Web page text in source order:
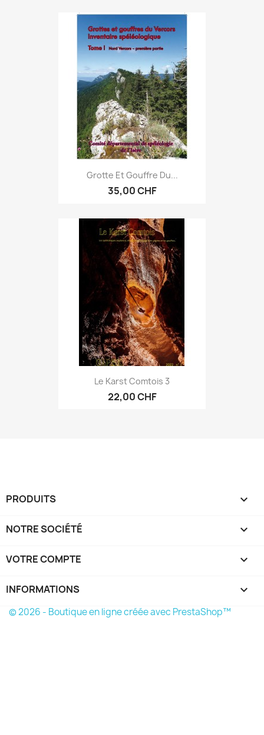
Grotte Et Gouffre Du...
35,00 CHF
Le Karst Comtois 3
22,00 CHF
PRODUITS 
NOTRE SOCIÉTÉ 
VOTRE COMPTE 
INFORMATIONS keyboard_arrow_down
© 2026 - Boutique en ligne créée avec PrestaShop™